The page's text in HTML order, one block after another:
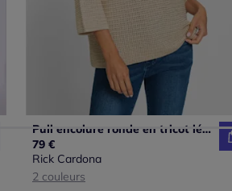
Pull encolure ronde en tricot léger structuré avec fentes
79 €
Rick Cardona
2 couleurs